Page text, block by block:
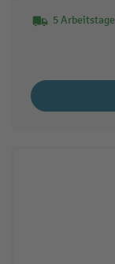
5 Arbeitstage